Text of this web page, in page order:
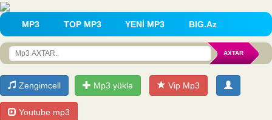
MP3 TOP MP3 YENİ MP3 BIG.Az
Zengimcell Mp3 yüklə Vip Mp3
Youtube mp3